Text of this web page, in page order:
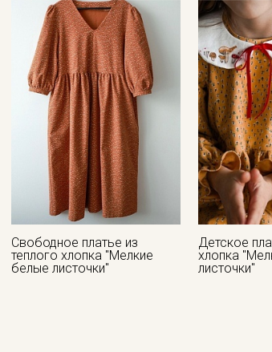
Цветопередача может
в зависимости от партии.
Свободное платье из
теплого хлопка "Мелкие
белые листочки"
Детское
хлопка
листочки"